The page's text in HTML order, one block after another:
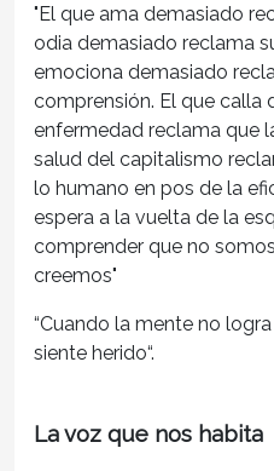
"El que ama demasiado
odia demasiado reclama
emociona demasiado
comprensión. El que calla
enfermedad reclama que
salud del capitalismo
lo humano en pos de la
espera a la vuelta de la
comprender que no
creemos"
“Cuando la mente no
siente herido“.
La voz que nos habita